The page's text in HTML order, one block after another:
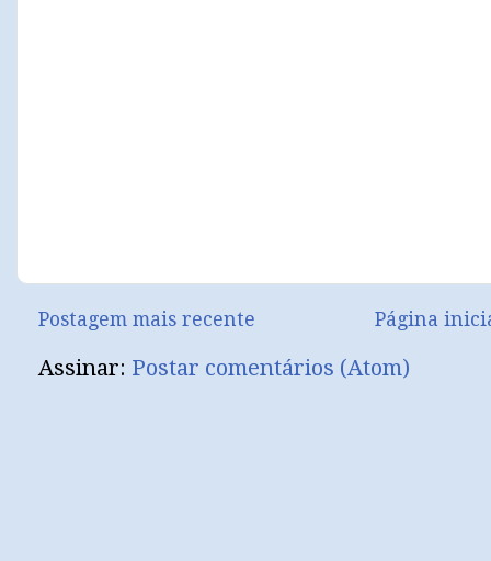
Postagem mais recente Página
Assinar: Postar comentários (Atom)